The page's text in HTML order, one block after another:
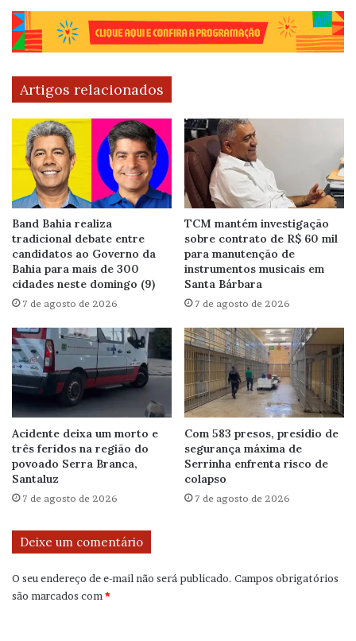
Artigos relacionados
Band Bahia realiza
tradicional debate entre
candidatos ao Governo da
Bahia para mais de 300
cidades neste domingo (9)
7 de agosto de 2026
TCM mantém investigação
sobre contrato de R$ 60 mil
para manutenção de
instrumentos musicais em
Santa Bárbara
7 de agosto de 2026
Acidente deixa um morto e
três feridos na região do
povoado Serra Branca,
Santaluz
7 de agosto de 2026
Com 583 presos, presídio de
segurança máxima de
Serrinha enfrenta risco de
colapso
7 de agosto de 2026
Deixe um comentário
O seu endereço de e-mail não será publicado. Campos obrigatórios
são marcados com *